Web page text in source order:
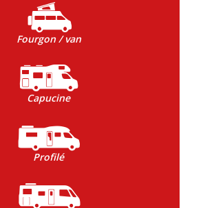
Fourgon / van
Capucine
Profilé